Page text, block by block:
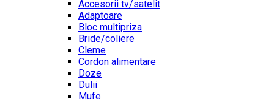
Accesorii tv/satelit
Adaptoare
Bloc multipriza
Bride/coliere
Cleme
Cordon alimentare
Doze
Dulii
Mufe